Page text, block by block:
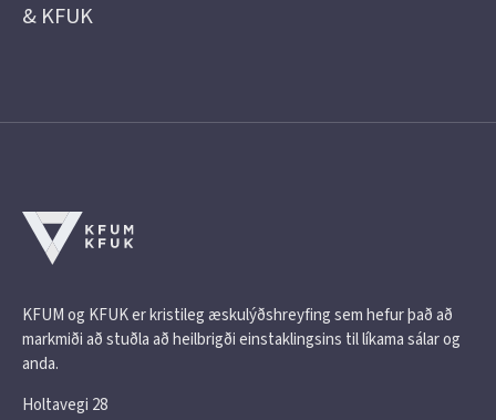
& KFUK
KFUM og KFUK er kristileg æskulýðshreyfing sem hefur það að
markmiði að stuðla að heilbrigði einstaklingsins til líkama sálar og
anda.
Holtavegi 28